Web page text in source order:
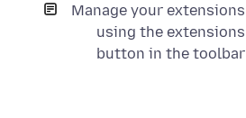
Manage your extensions
using the extensions
button in the toolbar